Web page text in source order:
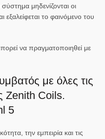
μηδενίζονται οι
εξαλείφεται το φαινόμενο του
να πραγματοποιηθεί με
με όλες τις
Zenith Coils.
την εμπειρία και τις